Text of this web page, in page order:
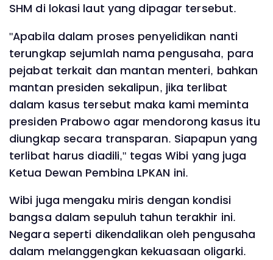
SHM di lokasi laut yang dipagar tersebut.
"Apabila dalam proses penyelidikan nanti
terungkap sejumlah nama pengusaha, para
pejabat terkait dan mantan menteri, bahkan
mantan presiden sekalipun, jika terlibat
dalam kasus tersebut maka kami meminta
presiden Prabowo agar mendorong kasus itu
diungkap secara transparan. Siapapun yang
terlibat harus diadili," tegas Wibi yang juga
Ketua Dewan Pembina LPKAN ini.
Wibi juga mengaku miris dengan kondisi
bangsa dalam sepuluh tahun terakhir ini.
Negara seperti dikendalikan oleh pengusaha
dalam melanggengkan kekuasaan oligarki.